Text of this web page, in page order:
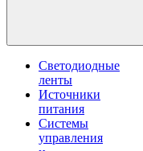
Светодиодные
ленты
Источники
питания
Системы
управления